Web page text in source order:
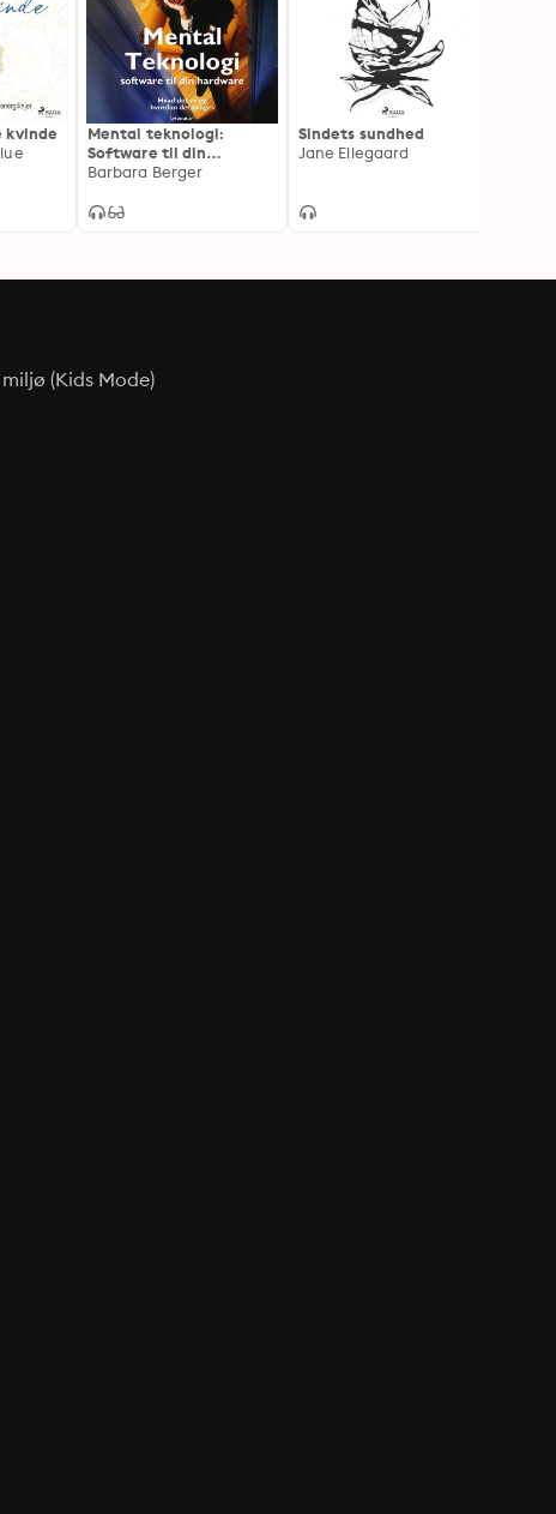
kvinde
Mental teknologi:
Software til din
hardware
Barbara Berger
Sindets sundhed
Jane Ellegaard
(Kids Mode)